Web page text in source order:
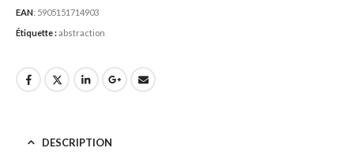
EAN: 5905151714903
Étiquette :abstraction
DESCRIPTION